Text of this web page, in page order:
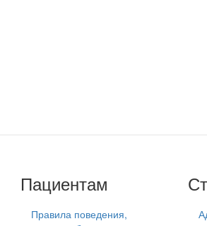
Пациентам
Правила поведения,